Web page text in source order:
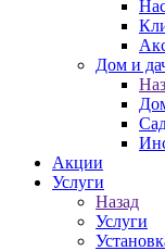
Дом и
Акции
Услуги
Назад
Услуги